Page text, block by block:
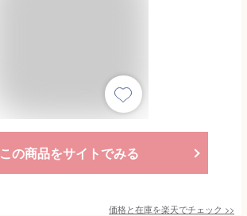
この商品をサイトでみる
価格と在庫を楽天でチェック >>